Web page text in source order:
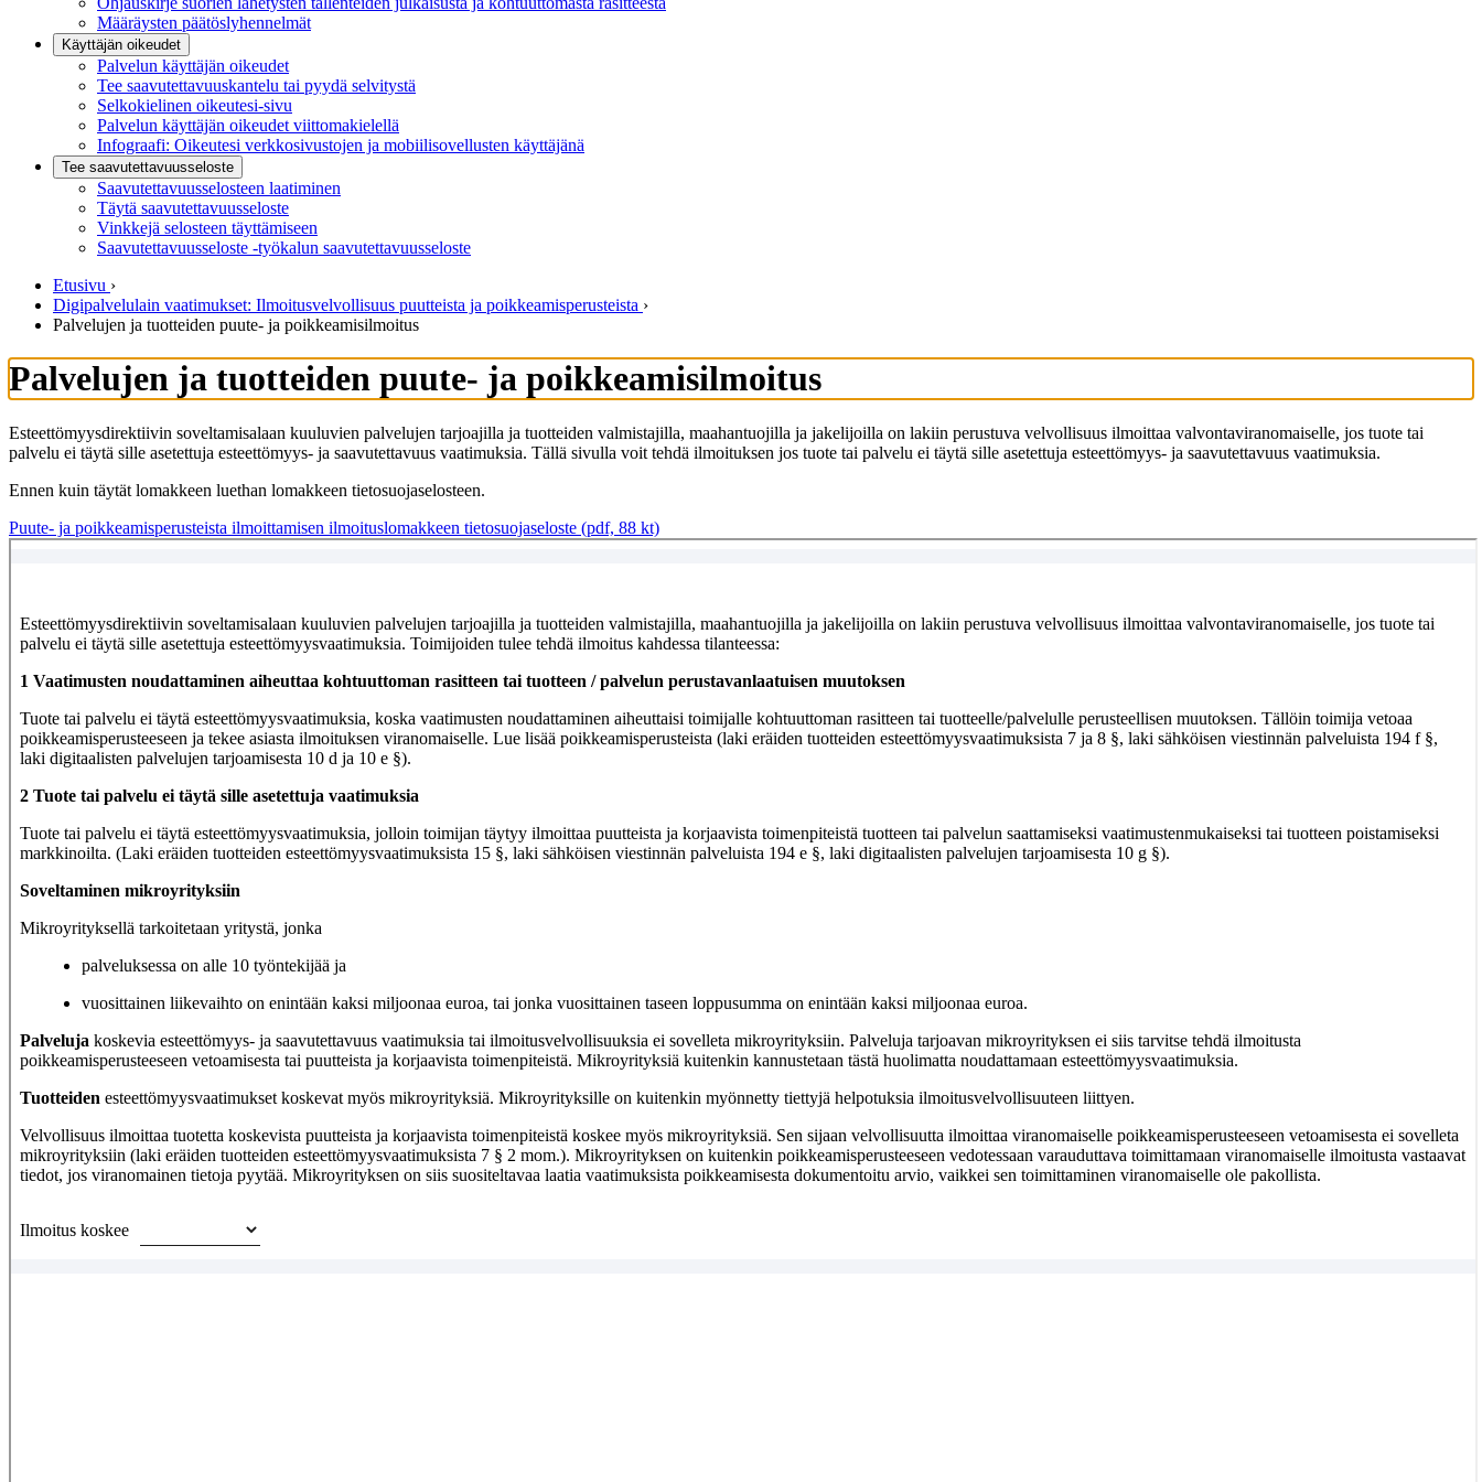
Määräysten päätöslyhennelmät
Käyttäjän oikeudet
Palvelun käyttäjän oikeudet
Tee saavutettavuuskantelu tai pyydä selvitystä
Selkokielinen oikeutesi-sivu
Palvelun käyttäjän oikeudet viittomakielellä
Infograafi: Oikeutesi verkkosivustojen ja mobiilisovellusten käyttäjänä
Tee saavutettavuusseloste
Saavutettavuus­selosteen laatiminen
Täytä saavutettavuusseloste
Vinkkejä selosteen täyttämiseen
Saavutettavuusseloste -työkalun saavutettavuusseloste
Etusivu ›
Digipalvelulain vaatimukset: Ilmoitusvelvollisuus puutteista ja poikkeamisperusteista ›
Palvelujen ja tuotteiden puute- ja poikkeamisilmoitus
Palvelujen ja tuotteiden puute- ja poikkeamisilmoitus
Esteettömyysdirektiivin soveltamisalaan kuuluvien palvelujen tarjoajilla ja tuotteiden valmistajilla, maahantuojilla ja jakelijoilla on lakiin perustuva velvollisuus ilmoittaa valvontaviranomaiselle, jos tuote tai
palvelu ei täytä sille asetettuja esteettömyys- ja saavutettavuus vaatimuksia. Tällä sivulla voit tehdä ilmoituksen jos tuote tai palvelu ei täytä sille asetettuja esteettömyys- ja saavutettavuus vaatimuksia.
Ennen kuin täytät lomakkeen luethan lomakkeen tietosuojaselosteen.
Puute- ja poikkeamisperusteista ilmoittamisen ilmoituslomakkeen tietosuojaseloste (pdf, 88 kt)